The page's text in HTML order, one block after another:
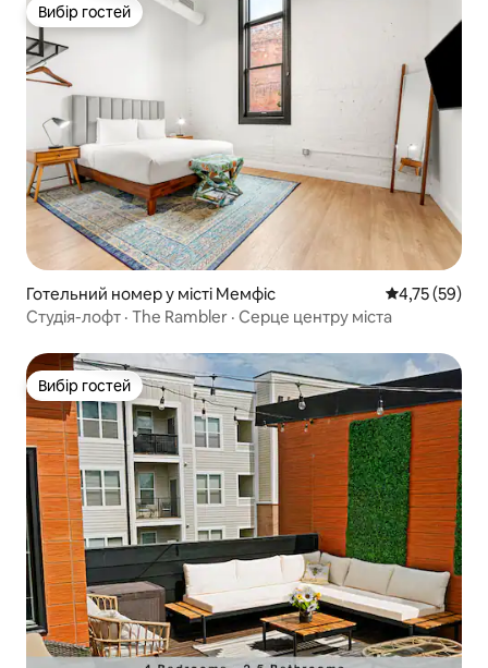
Вибір гостей
Вибір гостей
Готельний номер у місті Мемфіс Середня
4,75 (59)
Студія-лофт · The Rambler · Серце центру міста
Вибір гостей
Вибір гостей